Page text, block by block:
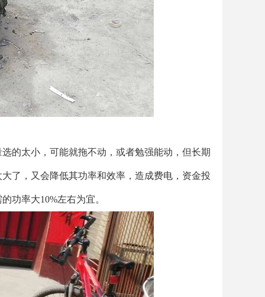
的太小，可能就拖不动，或者勉强能动，但长期
了，又会降低其功率和效率，造成费电，资金投
功率大10%左右为宜。